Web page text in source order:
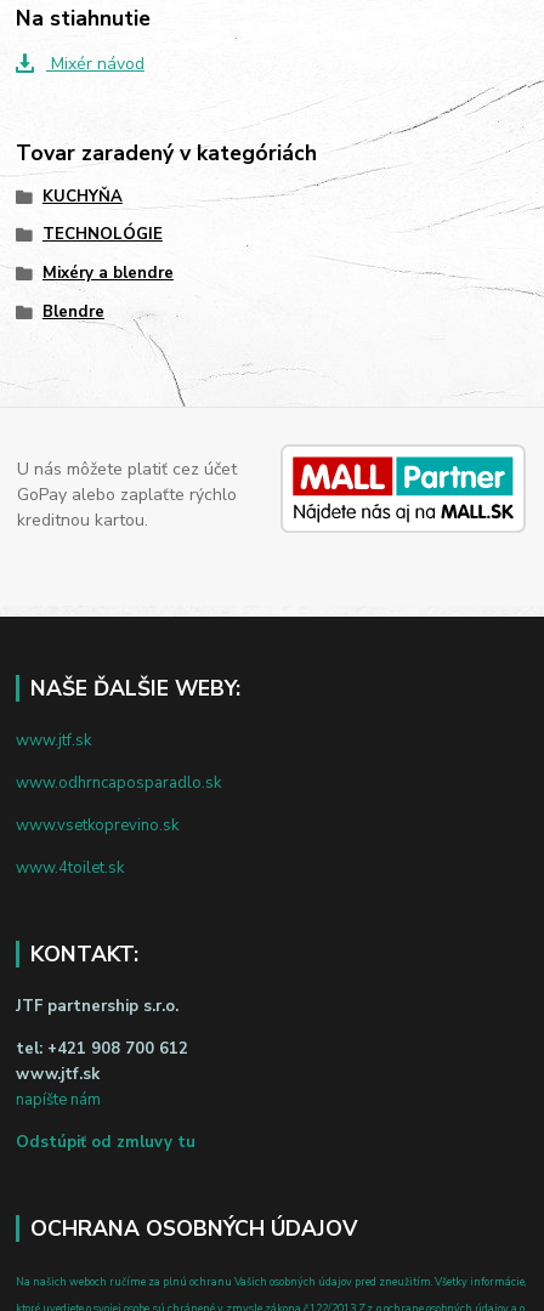
Na stiahnutie
Mixér návod
Tovar zaradený v kategóriách
KUCHYŇA
TECHNOLÓGIE
Mixéry a blendre
Blendre
U nás môžete platiť cez účet
GoPay alebo zaplaťte rýchlo
kreditnou kartou.
NAŠE ĎALŠIE WEBY:
www.jtf.sk
www.odhrncaposparadlo.sk
www.vsetkoprevino.sk
www.4toilet.sk
KONTAKT:
JTF partnership s.r.o.
tel: +421 908 700 612
www.jtf.sk
napíšte nám
Odstúpiť od zmluvy tu
OCHRANA OSOBNÝCH ÚDAJOV
Na našich weboch ručíme za plnú ochranu Vašich osobných údajov pred zneužitím. Všetky informácie,